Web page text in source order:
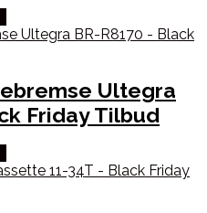
Ultegra
Friday Tilbud